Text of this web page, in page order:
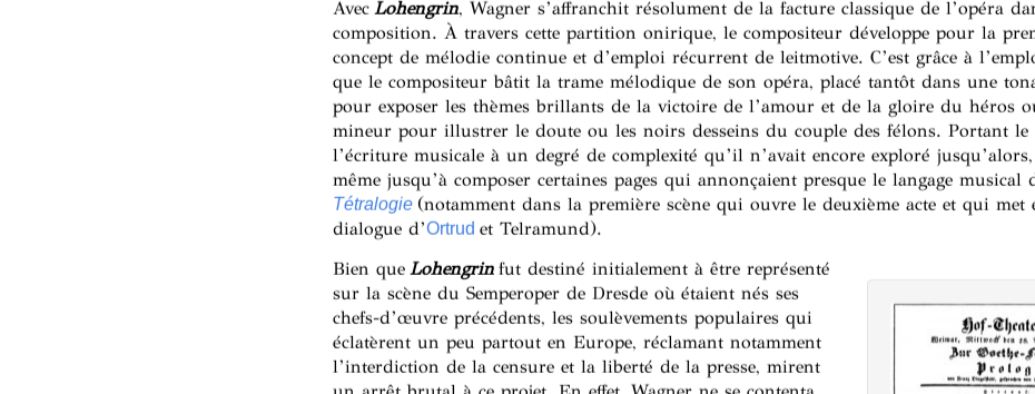
Avec Lohengrin, Wagner s’affranchit résolument de la facture classique de l’opéra
composition. À travers cette partition onirique, le compositeur développe pour la
concept de mélodie continue et d’emploi récurrent de leitmotive. C’est grâce à
que le compositeur bâtit la trame mélodique de son opéra, placé tantôt dans une
pour exposer les thèmes brillants de la victoire de l’amour et de la gloire du héros
mineur pour illustrer le doute ou les noirs desseins du couple des félons. Portant
l’écriture musicale à un degré de complexité qu’il n’avait encore exploré
même jusqu’à composer certaines pages qui annonçaient presque le langage musical
Tétralogie (notamment dans la première scène qui ouvre le deuxième acte et qui met
dialogue d’Ortrud et Telramund).
Bien que Lohengrinfut destiné initialement à être représenté
sur la scène du Semperoper de Dresde où étaient nés ses
chefs-d’œuvre précédents, les soulèvements populaires qui
éclatèrent un peu partout en Europe, réclamant notamment
l’interdiction de la censure et la liberté de la presse, mirent